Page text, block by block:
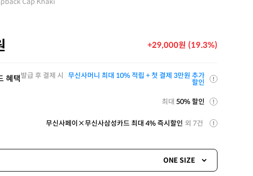
+29,000원 (19.3%)
혜택발급 후 결제 시 무신사머니 최대 10% 적립 + 첫 결제 3만원 추가
할인
최대 50% 할인
무신사페이×무신사삼성카드 최대 4% 즉시할인 외 7건
ONE SIZE